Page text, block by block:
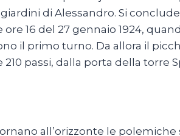
di Alessandro. Si
16 del 27 gennaio 1924,
il primo turno. Da allora il
passi, dalla porta della torre
all’orizzonte le polemiche